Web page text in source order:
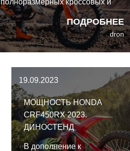
ПОДРОБНЕЕ
полноразмерных кроссовых и
кросс-кантрийных моделей
новым шасси, амортизатором и
новой вилкой, но и доработал
двигатели каждого мотоцикла. В
dron
19.09.2023
МОЩНОСТЬ HONDA
CRF450RX 2023.
ДИНОСТЕНД
В дополнение к